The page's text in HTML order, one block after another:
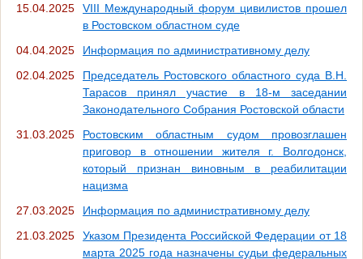
15.04.2025
VIII Международный форум цивилистов прошел
в Ростовском областном суде
04.04.2025
Информация по административному делу
02.04.2025
Председатель Ростовского областного суда В.Н.
Тарасов принял участие в 18-м заседании
Законодательного Собрания Ростовской области
31.03.2025
Ростовским областным судом провозглашен
приговор в отношении жителя г. Волгодонск,
который признан виновным в реабилитации
нацизма
27.03.2025
Информация по административному делу
21.03.2025
Указом Президента Российской Федерации от 18
марта 2025 года назначены судьи федеральных